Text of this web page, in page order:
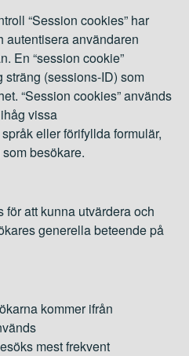
“Session cookies” har
autentisera användaren
En “session cookie”
(sessions-ID) som
“Session cookies” används
vissa
eller förifyllda formulär,
besökare.
att kunna utvärdera och
generella beteende på
kommer ifrån
mest frekvent